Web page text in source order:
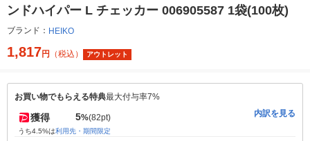
ンドハイパー L チェッカー 006905587 1袋(100枚)
ブランド： HEIKO
1,817円 （税込） アウトレット
お買い物でもらえる特典最大付与率7%
獲得 5%(82pt)
うち4.5%は利用先・期間限定
内訳を見る